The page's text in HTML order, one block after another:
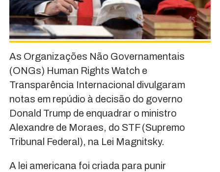
As Organizações Não Governamentais
(ONGs) Human Rights Watch e
Transparência Internacional divulgaram
notas em repúdio à decisão do governo
Donald Trump de enquadrar o ministro
Alexandre de Moraes, do STF (Supremo
Tribunal Federal), na Lei Magnitsky.
A lei americana foi criada para punir